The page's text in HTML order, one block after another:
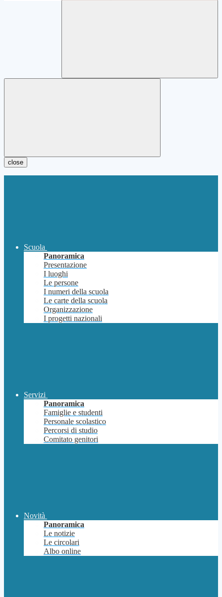
close
Scuola
Panoramica
Presentazione
I luoghi
Le persone
I numeri della scuola
Le carte della scuola
Organizzazione
I progetti nazionali
Servizi
Panoramica
Famiglie e studenti
Personale scolastico
Percorsi di studio
Comitato genitori
Novità
Panoramica
Le notizie
Le circolari
Albo online